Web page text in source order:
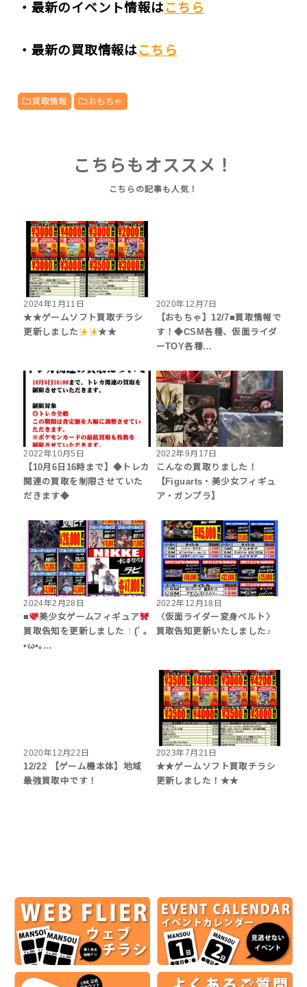
・最新のイベント情報はこちら
・最新の買取情報はこちら
買取情報 おもちゃ
こちらもオススメ！
2024年1月11日
★★ゲームソフト買取チラシ
更新しました
★★
2020年12月7日
【おもちゃ】12/7■買取情報で
す！◆CSM各種、仮面ライダ
ーTOY各種…
2022年10月5日
【10月6日16時まで】◆トレカ
関連の買取を制限させていた
だきます◆
2022年9月17日
こんなの買取りました！
【Figuarts・美少女フィギュ
ア・ガンプラ】
2024年2月28日
■
美少女ゲームフィギュア
買取告知を更新しました
(´ ｡
•ω•｡…
2022年12月18日
〈仮面ライダー変身ベルト〉
買取告知更新いたしました♪
2020年12月22日
12/22 【ゲーム機本体】地域
最強買取中です！
2023年7月21日
★★ゲームソフト買取チラシ
更新しました！★★